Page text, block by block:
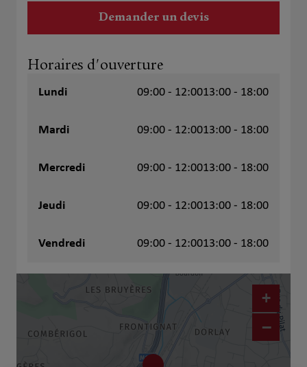
Demander un devis
Horaires d'ouverture
Lundi 09:00 - 12:0013:00 - 18:00
Mardi 09:00 - 12:0013:00 - 18:00
Mercredi 09:00 - 12:0013:00 - 18:00
Jeudi 09:00 - 12:0013:00 - 18:00
Vendredi 09:00 - 12:0013:00 - 18:00
+
−